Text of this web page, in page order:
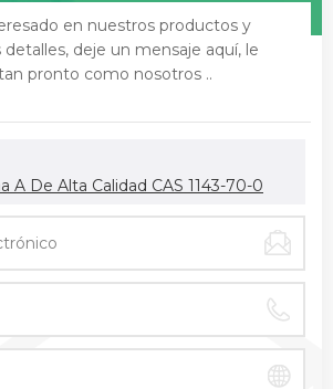
en nuestros productos y
detalles, deje un mensaje aquí, le
pronto como nosotros ..
A De Alta Calidad CAS 1143-70-0